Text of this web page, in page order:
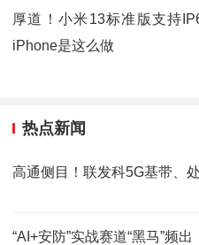
厚道！小米13标准版支持
iPhone是这么做
热点新闻
高通侧目！联发科5G基带、
“AI+安防”实战赛道“黑马”频出